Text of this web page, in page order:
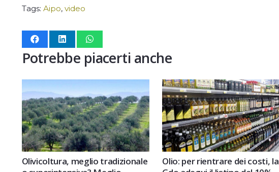
Tags: Aipo, video
Potrebbe piacerti anche
Olivicoltura, meglio tradizionale
Olio: per rientrare dei costi, la